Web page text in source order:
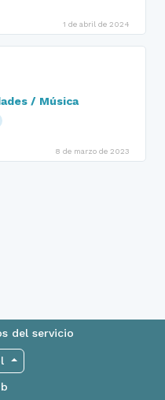
1 de abril de 2024
/ Música
8 de marzo de 2023
del servicio